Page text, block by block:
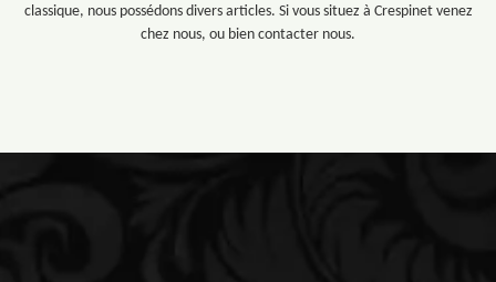
classique, nous possédons divers articles. Si vous situez à Crespinet venez
chez nous, ou bien contacter nous.